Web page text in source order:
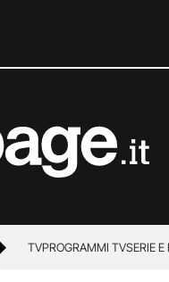
TVPROGRAMMI TVSERIE